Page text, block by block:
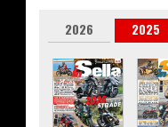
2026 2025